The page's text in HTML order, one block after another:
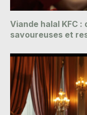
Viande halal KFC
savoureuses et